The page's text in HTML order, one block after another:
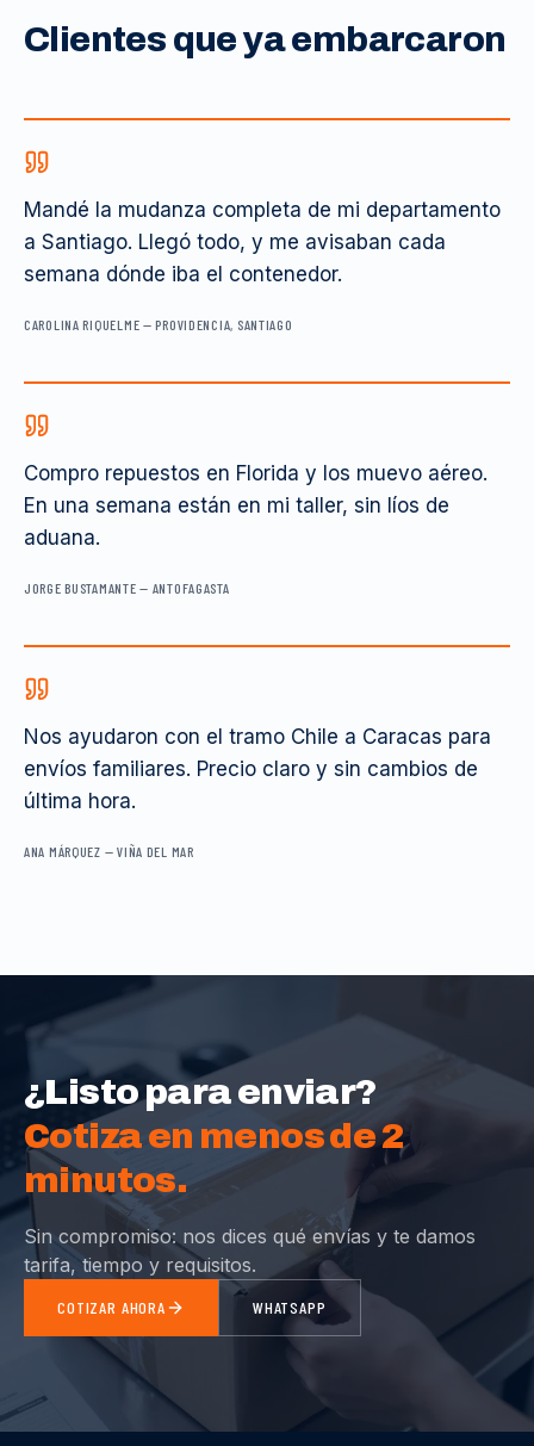
Clientes que ya embarcaron
Mandé la mudanza completa de mi departamento
a Santiago. Llegó todo, y me avisaban cada
semana dónde iba el contenedor.
CAROLINA RIQUELME —PROVIDENCIA, SANTIAGO
Compro repuestos en Florida y los muevo aéreo.
En una semana están en mi taller, sin líos de
aduana.
JORGE BUSTAMANTE — ANTOFAGASTA
Nos ayudaron con el tramo Chile a Caracas para
envíos familiares. Precio claro y sin cambios de
última hora.
ANA MÁRQUEZ —VIÑA DEL MAR
¿Listo para enviar?
Cotiza en menos de 2
minutos.
Sin compromiso: nos dices qué envías y te damos
tarifa, tiempo y requisitos.
COTIZAR AHORA WHATSAPP